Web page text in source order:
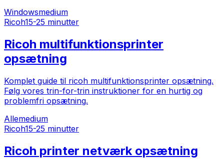
Windowsmedium
Ricoh15-25 minutter
Ricoh multifunktionsprinter
opsætning
Komplet guide til ricoh multifunktionsprinter opsætning.
Følg vores trin-for-trin instruktioner for en hurtig og
problemfri opsætning.
Allemedium
Ricoh15-25 minutter
Ricoh printer netværk opsætning